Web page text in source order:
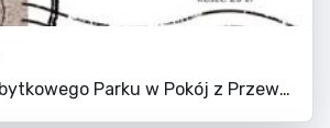
Zwiedzanie Zabytkowego Parku w Pokój z Przewodnikiem